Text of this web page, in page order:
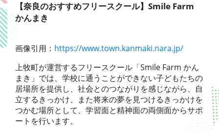
【奈良のおすすめフリースクール】Smile Farm
かんまき
画像引用： https://www.town.kanmaki.nara.jp/
上牧町が運営するフリースクール「Smile Farm かん
まき」では、学校に通うことができない子どもたちの
居場所を提供し、社会とのつながりを感じながら、自
立するきっかけ、また将来の夢を見つけるきっかけを
つかむ場所として、学習面と精神面の両側面からサポ
ートを行います。